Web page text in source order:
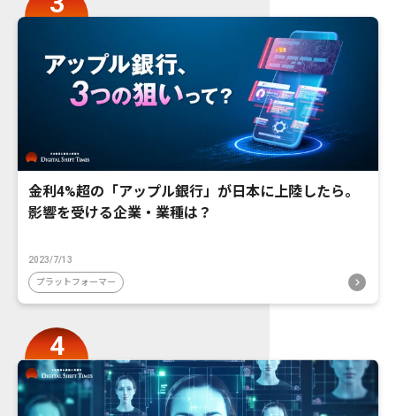
金利4%超の「アップル銀行」が日本に上陸したら。
影響を受ける企業・業種は？
2023/7/13
プラットフォーマー